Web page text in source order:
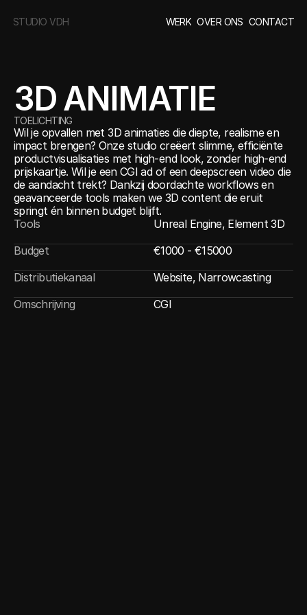
STUDIO VDH WERK OVER ONS CONTACT
3D ANIMATIE
TOELICHTING
Wil je opvallen met 3D animaties die diepte, realisme en
impact brengen? Onze studio creëert slimme, efficiënte
productvisualisaties met high-end look, zonder high-end
prijskaartje. Wil je een CGI ad of een deepscreen video die
de aandacht trekt? Dankzij doordachte workflows en
geavanceerde tools maken we 3D content die eruit
springt én binnen budget blijft.
Tools
Unreal Engine, Element 3D
Budget
€1000 - €15000
Distributiekanaal
Website, Narrowcasting
Omschrijving
CGI